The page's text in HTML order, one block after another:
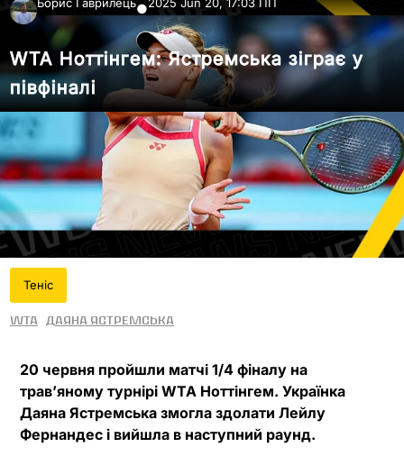
●
WTA Ноттінгем: Ястремська зіграє у
півфіналі
Теніс
WTA Даяна Ястремська
20 червня пройшли матчі 1/4 фіналу на
травʼяному турнірі WTA Ноттінгем. Українка
Даяна Ястремська змогла здолати Лейлу
Фернандес і вийшла в наступний раунд.